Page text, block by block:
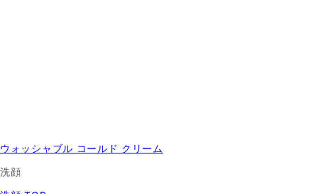
ウォッシャブル コールド クリーム
洗顔